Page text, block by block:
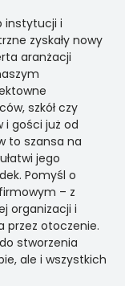
instytucji i
zyskały nowy
aranżacji
szkół czy
i gości już od
to szansa na
jego
Pomyśl o
– z
organizacji i
przez otoczenie.
stworzenia
ale i wszystkich